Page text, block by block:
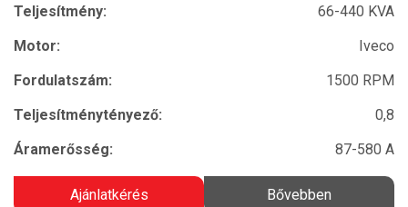
Teljesítmény:
66-440 KVA
Motor:
Iveco
Fordulatszám:
1500 RPM
Teljesítménytényező:
0,8
Áramerősség:
87-580 A
Ajánlatkérés Bővebben